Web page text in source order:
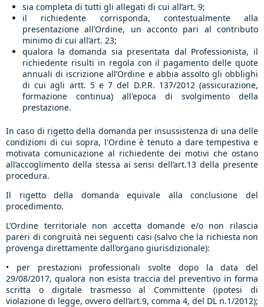
sia completa di tutti gli allegati di cui all’art. 9;
il richiedente corrisponda, contestualmente alla
presentazione all’Ordine, un acconto pari al contributo
minimo di cui all’art. 23;
qualora la domanda sia presentata dal Professionista, il
richiedente risulti in regola con il pagamento delle quote
annuali di iscrizione all’Ordine e abbia assolto gli obblighi
di cui agli artt. 5 e 7 del D.P.R. 137/2012 (assicurazione,
formazione continua) all'epoca di svolgimento della
prestazione.
In caso di rigetto della domanda per insussistenza di una delle
condizioni di cui sopra, l'Ordine è tenuto a dare tempestiva e
motivata comunicazione al richiedente dei motivi che ostano
all’accoglimento della stessa ai sensi dell’art.13 della presente
procedura.
Il rigetto della domanda equivale alla conclusione del
procedimento.
L’Ordine territoriale non accetta domande e/o non rilascia
pareri di congruità nei seguenti casi (salvo che la richiesta non
provenga direttamente dall’organo giurisdizionale):
• per prestazioni professionali svolte dopo la data del
29/08/2017, qualora non esista traccia del preventivo in forma
scritta o digitale trasmesso al Committente (ipotesi di
violazione di legge, ovvero dell’art.9, comma 4, del DL n.1/2012);